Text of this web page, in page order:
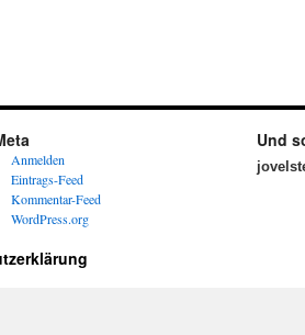
Anmelden
Eintrags-Feed
Kommentar-Feed
WordPress.org
Und